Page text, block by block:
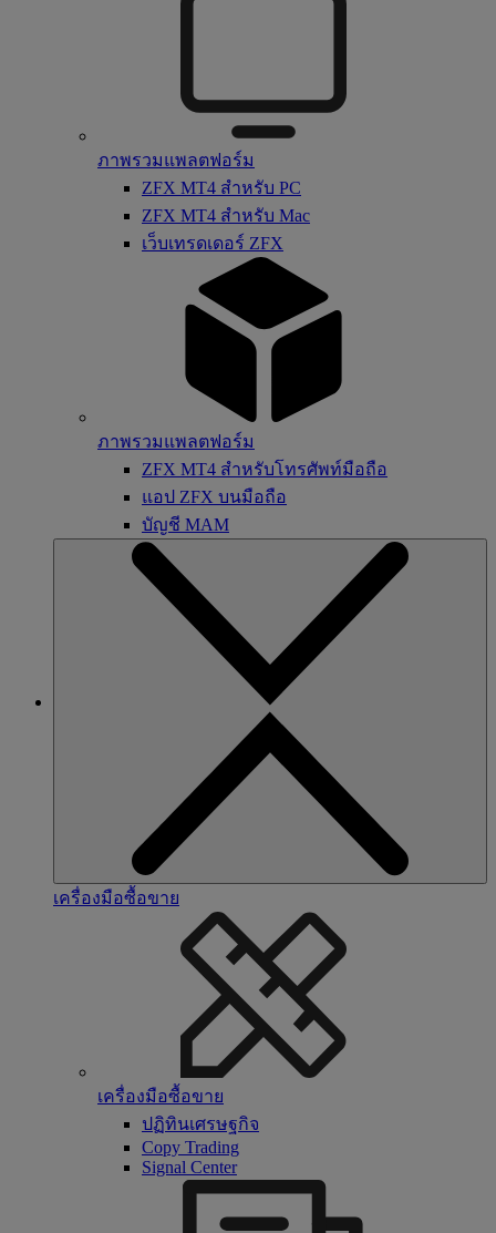
ภาพรวมแพลตฟอร์ม
ZFX MT4 สำหรับ PC
ZFX MT4 สำหรับ Mac
เว็บเทรดเดอร์ ZFX
ภาพรวมแพลตฟอร์ม
ZFX MT4 สำหรับโทรศัพท์มือถือ
แอป ZFX บนมือถือ
บัญชี MAM
เครื่องมือซื้อขาย
เครื่องมือซื้อขาย
ปฏิทินเศรษฐกิจ
Copy Trading
Signal Center